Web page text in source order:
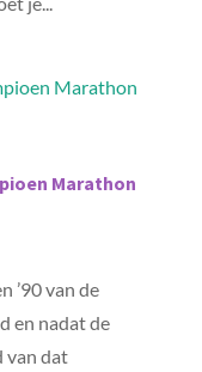
Marathon
’90 van de
en nadat de
van dat